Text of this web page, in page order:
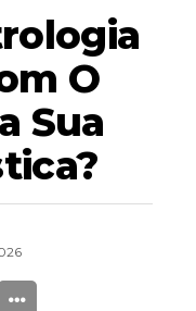
O
Sua